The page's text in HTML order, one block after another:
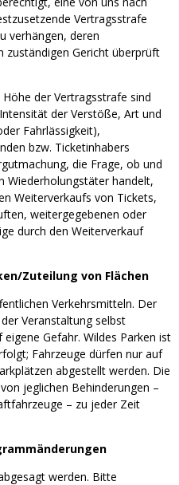
Vertragsstrafe
verhängen, deren
zuständigen Gericht überprüft
der Vertragsstrafe sind
der Verstöße, Art und
Fahrlässigkeit),
bzw. Ticketinhabers
die Frage, ob und
Wiederholungstäter handelt,
Weiterverkaufs von Tickets,
weitergegebenen oder
durch den Weiterverkauf
Zuteilung von Flächen
Verkehrsmitteln. Der
Veranstaltung selbst
Gefahr. Wildes Parken ist
Fahrzeuge dürfen nur auf
abgestellt werden. Die
jeglichen Behinderungen –
– zu jeder Zeit
werden. Bitte